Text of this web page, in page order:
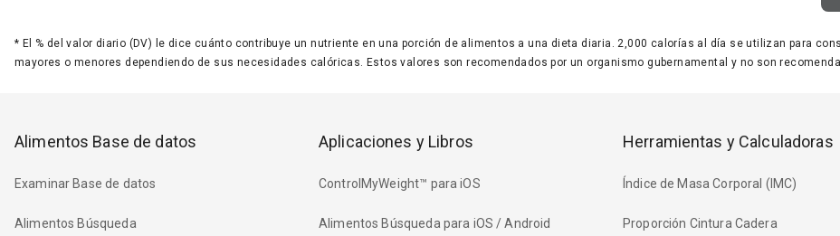
* El % del valor diario (DV) le dice cuánto contribuye un nutriente en una porción de alimentos a una dieta diaria. 2,000 calorías al día se utilizan para
mayores o menores dependiendo de sus necesidades calóricas. Estos valores son recomendados por un organismo gubernamental y no son
Alimentos Base de datos
Examinar Base de datos
Alimentos Búsqueda
Aplicaciones y Libros
ControlMyWeight™ para iOS
Alimentos Búsqueda para iOS / Android
Herramientas y Calculadoras
Índice de Masa Corporal (IMC)
Proporción Cintura Cadera